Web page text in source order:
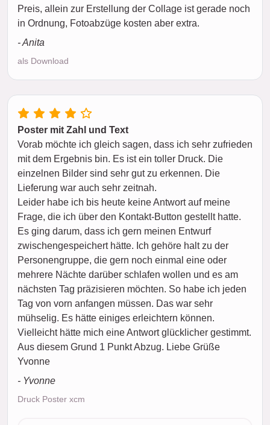
Preis, allein zur Erstellung der Collage ist gerade noch
in Ordnung, Fotoabzüge kosten aber extra.
- Anita
als Download
Poster mit Zahl und Text
Vorab möchte ich gleich sagen, dass ich sehr zufrieden
mit dem Ergebnis bin. Es ist ein toller Druck. Die
einzelnen Bilder sind sehr gut zu erkennen. Die
Lieferung war auch sehr zeitnah.
Leider habe ich bis heute keine Antwort auf meine
Frage, die ich über den Kontakt-Button gestellt hatte.
Es ging darum, dass ich gern meinen Entwurf
zwischengespeichert hätte. Ich gehöre halt zu der
Personengruppe, die gern noch einmal eine oder
mehrere Nächte darüber schlafen wollen und es am
nächsten Tag präzisieren möchten. So habe ich jeden
Tag von vorn anfangen müssen. Das war sehr
mühselig. Es hätte einiges erleichtern können.
Vielleicht hätte mich eine Antwort glücklicher gestimmt.
Aus diesem Grund 1 Punkt Abzug. Liebe Grüße
Yvonne
- Yvonne
Druck Poster xcm